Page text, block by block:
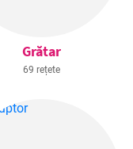
Grătar
69 rețete